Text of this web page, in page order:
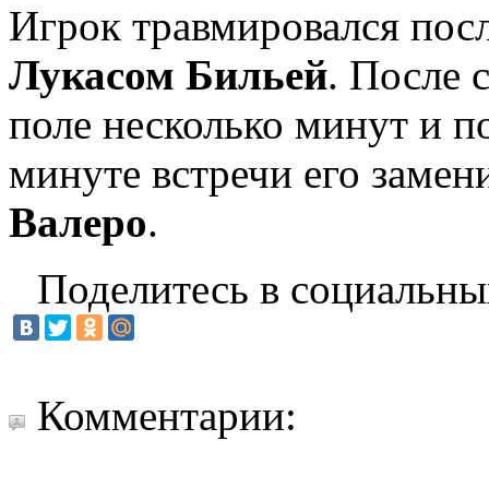
Игрок травмировался
Лукасом Бильей. После
поле несколько минут и
минуте встречи его
Валеро.
Поделитесь в
Комментарии: